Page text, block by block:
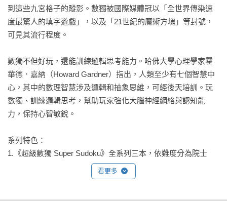
到這些九宮格子的蹤影。數獨被國際媒體冠以「全世界傳染速
度最驚人的填字遊戲」，以及「21世紀的魔術方塊」等封號，
可見其流行程度。
數獨不但好玩，還能訓練邏輯思考能力。哈佛大學心理學家霍
華德．嘉納（Howard Gardner）指出，人類至少有七個智慧中
心，其中的數理智慧涉及邏輯和抽象思維，可經後天培訓。玩
數獨、訓練邏輯思考，幫助玩家強化大腦神經網絡與認知能
力，保持心智敏銳。
系列特色：
1.《超級數獨 Super Sudoku》全系列三本，依難度分為院士
本系列收錄享譽國際的Nikoli數獨，並特別依照易、中、難的難
看更多